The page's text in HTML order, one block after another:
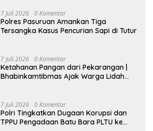
7 Juli 2026 0 Komentar
Polres Pasuruan Amankan Tiga
Tersangka Kasus Pencurian Sapi di Tutur
7 Juli 2026 0 Komentar
Ketahanan Pangan dari Pekarangan |
Bhabinkamtibmas Ajak Warga Lidah
7 Juli 2026 0 Komentar
Polri Tingkatkan Dugaan Korupsi dan
TPPU Pengadaan Batu Bara PLTU ke